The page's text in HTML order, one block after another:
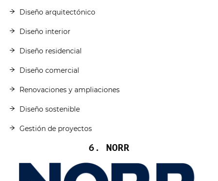
Diseño arquitectónico
Diseño interior
Diseño residencial
Diseño comercial
Renovaciones y ampliaciones
Diseño sostenible
Gestión de proyectos
6. NORR